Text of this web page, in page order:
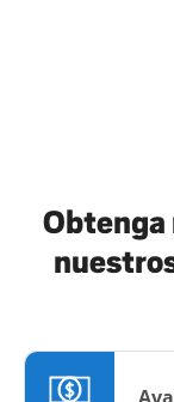
Obtenga